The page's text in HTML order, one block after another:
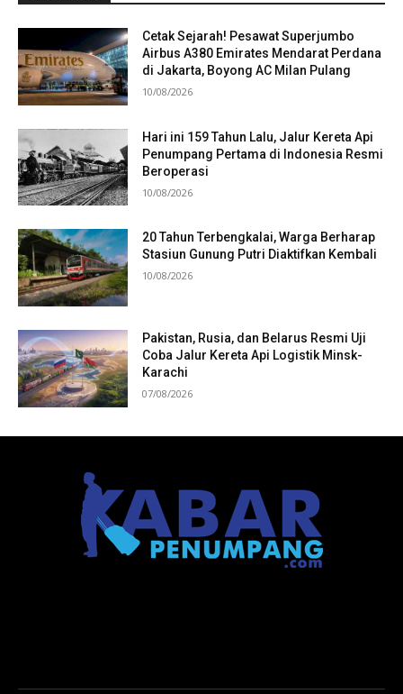
Cetak Sejarah! Pesawat Superjumbo
Airbus A380 Emirates Mendarat Perdana
di Jakarta, Boyong AC Milan Pulang
10/08/2026
Hari ini 159 Tahun Lalu, Jalur Kereta Api
Penumpang Pertama di Indonesia Resmi
Beroperasi
10/08/2026
20 Tahun Terbengkalai, Warga Berharap
Stasiun Gunung Putri Diaktifkan Kembali
10/08/2026
Pakistan, Rusia, dan Belarus Resmi Uji
Coba Jalur Kereta Api Logistik Minsk-
Karachi
07/08/2026